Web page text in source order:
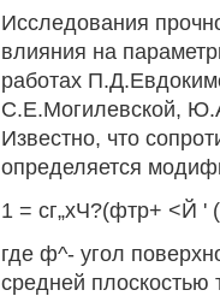
Исследования
влияния на
работах
С.Е.Могилевской,
Известно, что
определяется
1 = сг„хЧ?(фтр+ <Й '
где ф^- угол
средней